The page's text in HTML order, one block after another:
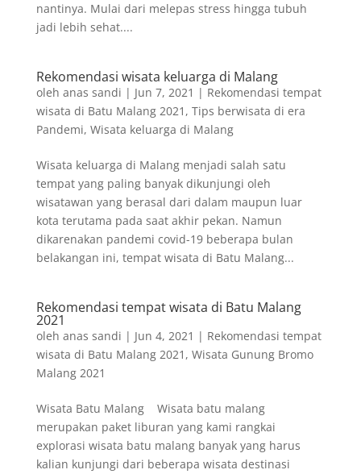
nantinya. Mulai dari melepas stress hingga tubuh
jadi lebih sehat....
Rekomendasi wisata keluarga di Malang
oleh anas sandi | Jun 7, 2021 | Rekomendasi tempat
wisata di Batu Malang 2021 , Tips berwisata di era
Pandemi, Wisata keluarga di Malang
Wisata keluarga di Malang menjadi salah satu
tempat yang paling banyak dikunjungi oleh
wisatawan yang berasal dari dalam maupun luar
kota terutama pada saat akhir pekan. Namun
dikarenakan pandemi covid-19 beberapa bulan
belakangan ini, tempat wisata di Batu Malang...
Rekomendasi tempat wisata di Batu Malang
2021
oleh anas sandi | Jun 4, 2021 | Rekomendasi tempat
wisata di Batu Malang 2021 , Wisata Gunung Bromo
Malang 2021
Wisata Batu Malang Wisata batu malang
merupakan paket liburan yang kami rangkai
explorasi wisata batu malang banyak yang harus
kalian kunjungi dari beberapa wisata destinasi